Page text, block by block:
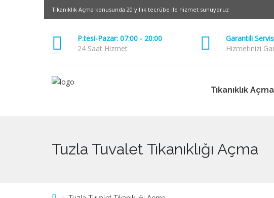
Tıkanıklık Açma konusunda 20 yıllık tecrübe ile hizmet sunuyoruz
P.tesi-Pazar: 07:00 - 20:00
24 Saat Hizmet
Garantili Servis
Hizmetinizi
Tıkanıklık Açma
Tuzla Tuvalet Tıkanıklığı Açma